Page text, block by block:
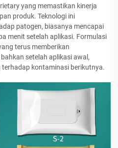
yang memastikan kinerja
produk. Teknologi ini
patogen, biasanya mencapai
menit setelah aplikasi. Formulasi
terus memberikan
setelah aplikasi awal,
kontaminasi berikutnya.